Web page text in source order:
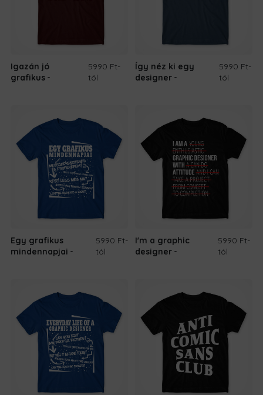
Igazán jó
grafikus
5990 Ft-
tól
Így néz ki egy
designer
5990 Ft-
tól
Egy grafikus
mindennapjai
5990 Ft-
tól
I'm a graphic
designer
5990 Ft-
tól